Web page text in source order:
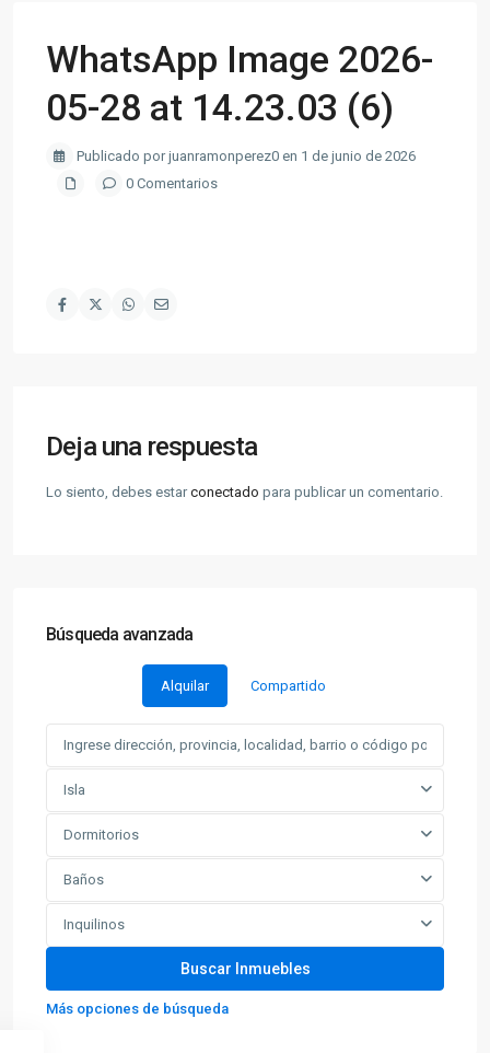
WhatsApp Image 2026-
05-28 at 14.23.03 (6)
Publicado por juanramonperez0 en 1 de junio de 2026
0 Comentarios
Deja una respuesta
Lo siento, debes estarconectado para publicar un comentario.
Búsqueda avanzada
Alquilar Compartido
Isla
Dormitorios
Baños
Inquilinos
Más opciones de búsqueda